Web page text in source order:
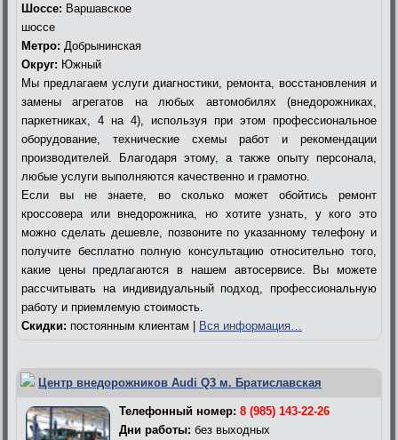
Шоссе: Варшавское
шоссе
Метро: Добрынинская
Округ: Южный
Мы предлагаем услуги диагностики, ремонта, восстановления и
замены агрегатов на любых автомобилях (внедорожниках,
паркетниках, 4 на 4), используя при этом профессиональное
оборудование, технические схемы работ и рекомендации
производителей. Благодаря этому, а также опыту персонала,
любые услуги выполняются качественно и грамотно.
Если вы не знаете, во сколько может обойтись ремонт
кроссовера или внедорожника, но хотите узнать, у кого это
можно сделать дешевле, позвоните по указанному телефону и
получите бесплатно полную консультацию относительно того,
какие цены предлагаются в нашем автосервисе. Вы можете
рассчитывать на индивидуальный подход, профессиональную
работу и приемлемую стоимость.
Скидки: постоянным клиентам | Вся информация…
Центр внедорожников Audi Q3 м. Братиславская
Телефонный номер: 8 (985) 143-22-26
Дни работы: без выходных